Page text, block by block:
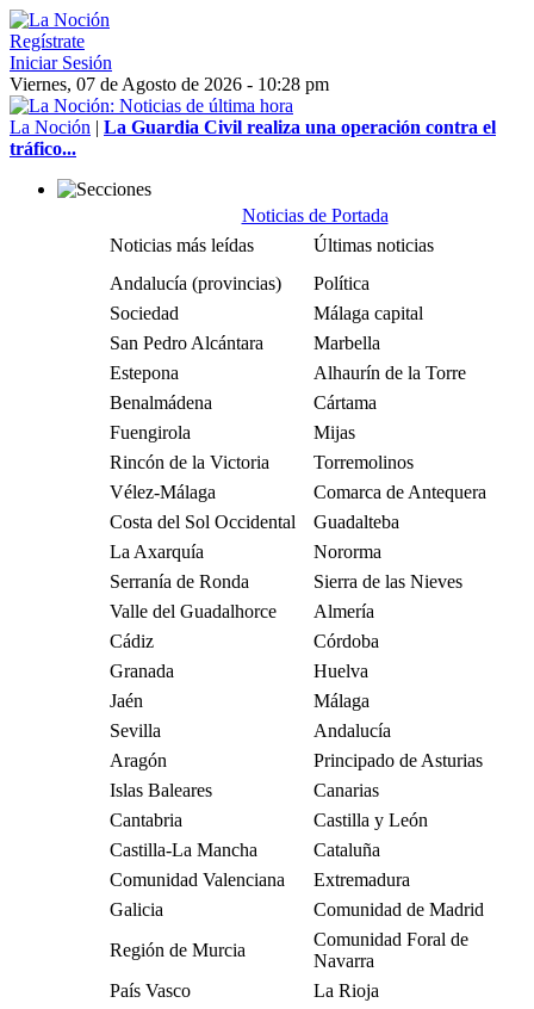
Regístrate
Iniciar Sesión
Viernes, 07 de Agosto de 2026 - 10:28 pm
La Noción | La Guardia Civil realiza una operación contra el
tráfico...
Noticias de Portada
Noticias más leídas
Últimas noticias
Andalucía (provincias)
Política
Sociedad
Málaga capital
San Pedro Alcántara
Marbella
Estepona
Alhaurín de la Torre
Benalmádena
Cártama
Fuengirola
Mijas
Rincón de la Victoria
Torremolinos
Vélez-Málaga
Comarca de Antequera
Costa del Sol Occidental
Guadalteba
La Axarquía
Nororma
Serranía de Ronda
Sierra de las Nieves
Valle del Guadalhorce
Almería
Cádiz
Córdoba
Granada
Huelva
Jaén
Málaga
Sevilla
Andalucía
Aragón
Principado de Asturias
Islas Baleares
Canarias
Cantabria
Castilla y León
Castilla-La Mancha
Cataluña
Comunidad Valenciana
Extremadura
Galicia
Comunidad de Madrid
Región de Murcia
Comunidad Foral de
Navarra
País Vasco
La Rioja